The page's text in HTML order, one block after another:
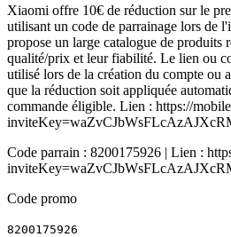
Xiaomi offre 10€ de réduction sur le
utilisant un code de parrainage lors de
propose un large catalogue de produits
qualité/prix et leur fiabilité. Le lien ou
utilisé lors de la création du compte ou
que la réduction soit appliquée
commande éligible. Lien : https://
Code parrain : 8200175926 | Lien :
Code promo
8200175926